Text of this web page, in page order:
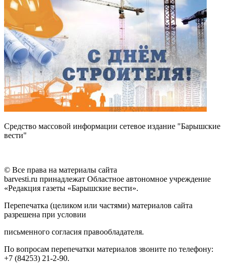
Средство массовой информации сетевое издание "Барышские
вести"
© Все права на материалы сайта
barvesti.ru принадлежат Областное автономное учреждение
«Редакция газеты «Барышские вести».
Перепечатка (целиком или частями) материалов сайта
разрешена при условии
письменного согласия правообладателя.
По вопросам перепечатки материалов звоните по телефону:
+7 (84253) 21-2-90.